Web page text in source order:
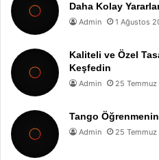
Daha Kolay
Admin 1 Ağustos
Kaliteli ve Özel
Keşfedin
Admin 25
Tango
Admin 25